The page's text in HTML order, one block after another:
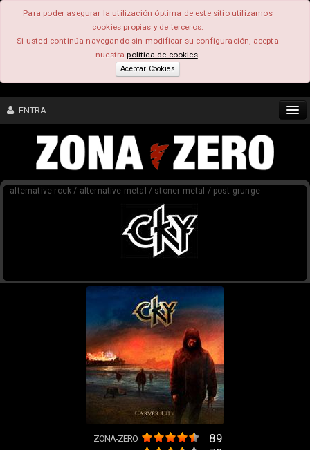
Para poder asegurar la utilización óptima de este sitio utilizamos
cookies propias y de terceros.
Si usted continúa navegando sin modificar su configuración, acepta
nuestrapolítica de cookies.
Aceptar Cookies
ENTRA
CONTENIDO
alternative rock / alternative metal / stoner metal / post-grunge
ZONA-ZERO 89